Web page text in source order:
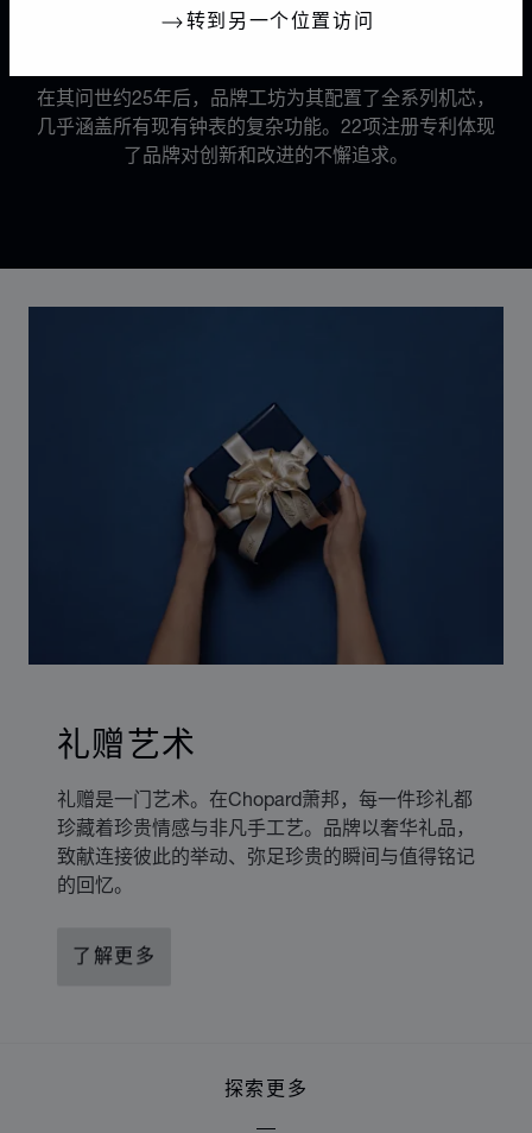
转到另一个位置访问
机芯
22项注册专利
在其问世约25年后，品牌工坊为其配置了全系列机芯，
几乎涵盖所有现有钟表的复杂功能。22项注册专利体现
了品牌对创新和改进的不懈追求。
礼赠艺术
礼赠是一门艺术。在Chopard萧邦，每一件珍礼都
珍藏着珍贵情感与非凡手工艺。品牌以奢华礼品，
致献连接彼此的举动、弥足珍贵的瞬间与值得铭记
的回忆。
了解更多
探索更多